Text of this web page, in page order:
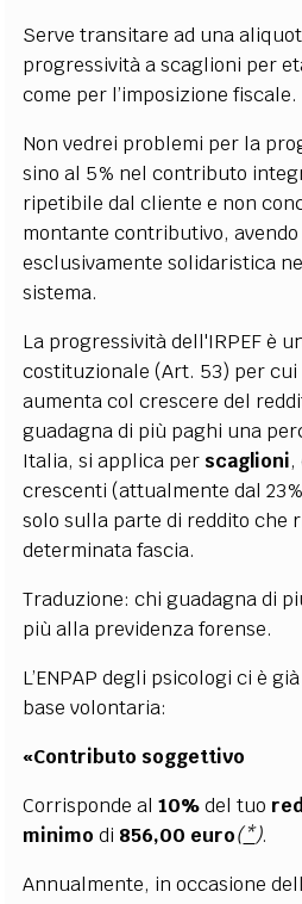
Serve transitare ad una
progressività a scaglioni per
come per l’imposizione fiscale.
Non vedrei problemi per la
sino al 5% nel contributo
ripetibile dal cliente e non
montante contributivo,
esclusivamente solidaristica
sistema.
La progressività dell'IRPEF è
costituzionale (Art. 53) per
aumenta col crescere del
guadagna di più paghi una
Italia, si applica per scaglioni,
crescenti (attualmente dal
solo sulla parte di reddito che
determinata fascia.
Traduzione: chi guadagna di
più alla previdenza forense.
L’ENPAP degli psicologi ci è
base volontaria:
«Contributo soggettivo
Corrisponde al10%del tuo
minimo di 856,00 euro(*).
Annualmente, in occasione